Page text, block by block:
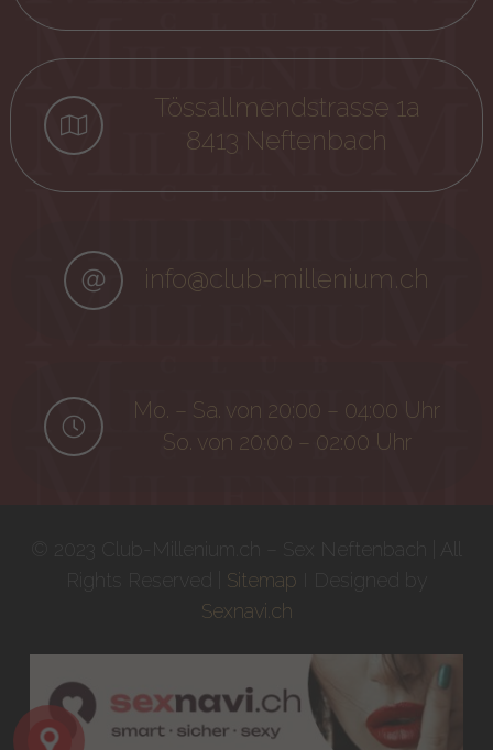
Tössallmendstrasse 1a
8413 Neftenbach
info@club-millenium.ch
Mo. – Sa. von 20:00 – 04:00 Uhr
So. von 20:00 – 02:00 Uhr
Sitemap
Sexnavi.ch